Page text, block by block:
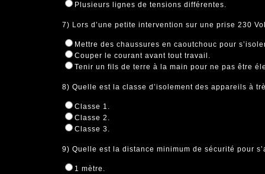
Plusieurs lignes de tensions différentes.
7) Lors d’une petite intervention sur une prise 230
Mettre des chaussures en caoutchouc pour
Couper le courant avant tout travail.
Tenir un fils de terre à la main pour ne pas être
8) Quelle est la classe d’isolement des appareils à
Classe 1.
Classe 2.
Classe 3.
9) Quelle est la distance minimum de sécurité pour
1 mètre.